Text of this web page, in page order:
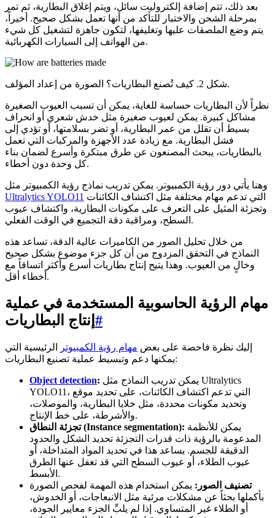
بعد ذلك، تتم إضافة إلكتروليت سائل، ويتم إغلاق البطارية، ثم تمر
بمرحلة الشحن والاختبار للتأكد من أنها تعمل بشكل صحيح. أخيراً،
يتم وضع الملصقات عليها وتغليفها، لتكون جاهزة لتشغيل كل شيء
من الهواتف إلى السيارات الكهربائية.
شكل 2. كيف تُصنع البطاريات؟ الصورة من إعداد المؤلف.
نظراً لأن البطاريات حساسة للغاية، يمكن أن تسبب العيوب الصغيرة
مشاكل كبيرة. يمكن لعيوب صغيرة مثل خدش شعري أو انحراف
بسيط أن تقلل من عمر البطارية، أو تضر بسلامتها، أو تؤدي إلى
فشل البطارية. مع زيادة عدد الأجهزة والمركبات التي تعمل
بالبطاريات، يبحث المصنعون عن طرق مبتكرة وأسرع لضمان بناء
كل وحدة دون أخطاء.
وهنا يأتي دور رؤية الكمبيوتر. يمكن تدريب نماذج رؤية الكمبيوتر مثل
Ultralytics YOLO11
وتجزئة المثيل على التعرف على مكونات البطارية، واكتشاف عيوب
السطح، ومراقبة دقة التجميع في الوقت الفعلي.
من خلال تحليل الصور من الكاميرات عالية الدقة، تساعد هذه
النماذج في التحقق المزدوج من أن كل جزء موضوع بشكل صحيح
وخالٍ من العيوب. وهذا يتيح إنتاج بطاريات أسرع وأكثر اتساقاً مع
أخطاء أقل.
مهام الرؤية الحاسوبية المستخدمة في عملية
إنتاج البطاريات #
إليك نظرة فاحصة على بعض مهام رؤية الكمبيوتر
الرئيسية التي
يمكنها دعم وتبسيط عملية تصنيع البطاريات:
Object detection:
YOLO11، التي تدعم اكتشاف الكائنات، على تحديد موقع
وتحديد مكونات محددة، مثل خلايا البطارية، والموصلات،
والأشرطة، على خط الإنتاج.
تجزئة النطاق (Instance segmentation):
المدعومة بالرؤية ذات قدرات التجزئة تحديد الشكل والحدود
الدقيقة للجسم. يساعد هذا في تحديد المواد المتداخلة، أو
عيوب الطلاء، أو عيوب السطح التي قد تغفل عنها الطرق
الأبسط.
تصنيف الصور: يمكن استخدام هذه المهمة لفحص الصورة
بأكملها بحثاً عن مشكلات مرئية مثل الانبعاجات، أو الخدوش،
أو الطلاء غير المتساوي. إذا لم يلبِّ الجزء معايير الجودة،